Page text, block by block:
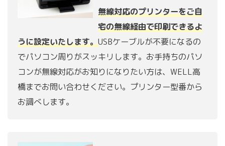
無線対応のプリンターをご自
宅の無線経由で印刷できるよ
うに設定いたします。USBケーブルが不要になるの
でパソコン周りがスッキリします。お手持ちのパソ
コンが無線対応がお知りになりたい方は、WELL高
橋までお問い合わせください。プリンター型番から
お調べします。